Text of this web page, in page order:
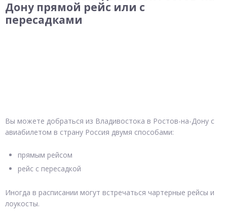
Дону прямой рейс или с
пересадками
Вы можете добраться из Владивостока в Ростов-на-Дону с
авиабилетом в страну Россия двумя способами:
прямым рейсом
рейс с пересадкой
Иногда в расписании могут встречаться чартерные рейсы и
лоукосты.